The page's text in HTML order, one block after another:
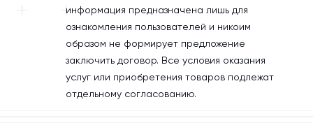
информация предназначена лишь для
ознакомления пользователей и никоим
образом не формирует предложение
заключить договор. Все условия оказания
услуг или приобретения товаров подлежат
отдельному согласованию.